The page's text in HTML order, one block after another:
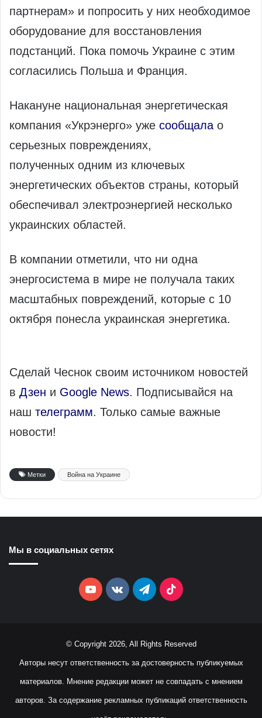
партнерам» и попросить у них необходимое
оборудование для восстановления
подстанций. Пока помочь Украине с этим
согласились Польша и Франция.
Накануне национальная энергетическая
компания «Укрэнерго» уже сообщала о
серьезных повреждениях,
полученных одним из ключевых
энергетических объектов страны, который
обеспечивал электроэнергией несколько
украинских областей.
В компании отметили, что ни одна
энергосистема в мире не получала таких
масштабных повреждений, которые с 10
октября понесла украинская энергетика.
Сделай Чеснок своим источником новостей
в Дзен и Google News. Подписывайся на
наш телеграмм. Только самые важные
новости!
Метки Война на Украине
Мы в социальных сетях
YouTubevk.comTelegramTikTok
© Copyright 2026, All Rights Reserved
Авторы несут ответственность за достоверность публикуемых
материалов. Мнение редакции может не совпадать с мнением
авторов. За содержание рекламных публикаций ответственность